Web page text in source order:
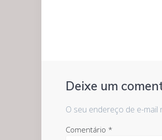
Deixe um
O seu endereço de e-mail
Comentário *